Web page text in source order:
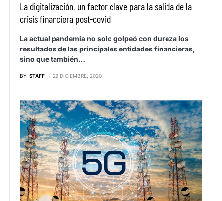
La digitalización, un factor clave para la salida de la
crisis financiera post-covid
La actual pandemia no solo golpeó con dureza los
resultados de las principales entidades financieras,
sino que también…
BY STAFF 29 DICIEMBRE, 2020